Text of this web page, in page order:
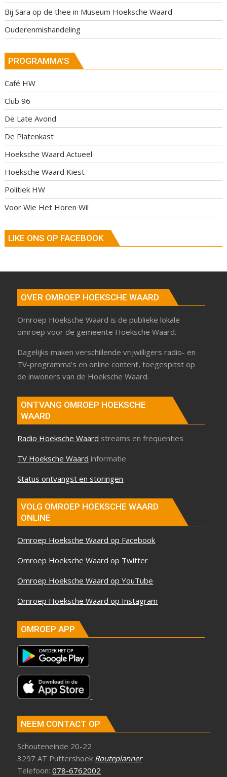
Bij Sara op de thee in Museum Hoeksche Waard
Ouderenmishandeling
PROGRAMMA’S
Café HW
Club 96
De Late Avond
De Platenkast
Hoeksche Waard Actueel
Hoeksche Waard Kiest
Politiek HW
Voor Wie Het Horen Wil
LIKE ONS OP FACEBOOK
OVER OMROEP HOEKSCHE WAARD
Omroep Hoeksche Waard is de publieke lokale
omroep voor de gemeente Hoeksche Waard.
Dagelijks maken verschillende vrijwilligers radio- en
TV-programma’s en online content, toegespitst op
de inwoners van de Hoeksche Waard.
ONTVANG OMROEP HOEKSCHE
WAARD
Radio Hoeksche Waard streams en frequenties
TV Hoeksche Waard informatie
Status ontvangst en storingen
VOLG OMROEP HOEKSCHE WAARD
ONLINE
Omroep Hoeksche Waard op Facebook
Omroep Hoeksche Waard op Twitter
Omroep Hoeksche Waard op YouTube
Omroep Hoeksche Waard op Instagram
OMROEP APP
NEEM CONTACT OP
Schouteneinde 20-22
3297 AT Puttershoek Routeplanner
Telefoon:078-6762002